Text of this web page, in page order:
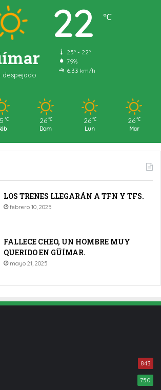
despejado
22 ℃
25º - 22º
79%
6.33 km/h
℃ 26 ℃
Dom
26 ℃
Lun
26 ℃
Mar
LOS TRENES LLEGARÁN A TFN Y TFS.
febrero 10, 2025
FALLECE CHEO, UN HOMBRE MUY
QUERIDO EN GÜÍMAR.
mayo 21, 2025
843
750